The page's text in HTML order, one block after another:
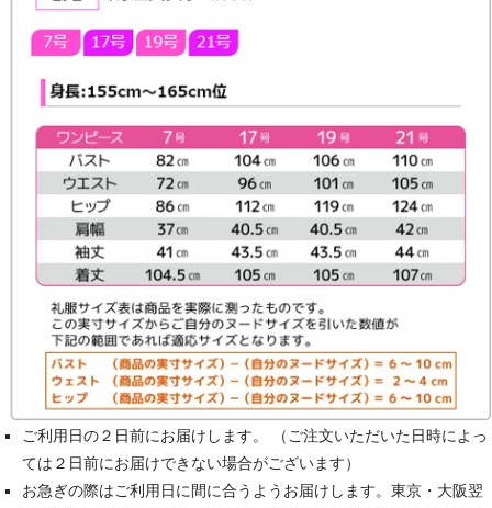
ご利用日の２日前にお届けします。 （ご注文いただいた日時によっ
ては２日前にお届けできない場合がございます）
お急ぎの際はご利用日に間に合うようお届けします。東京・大阪翌